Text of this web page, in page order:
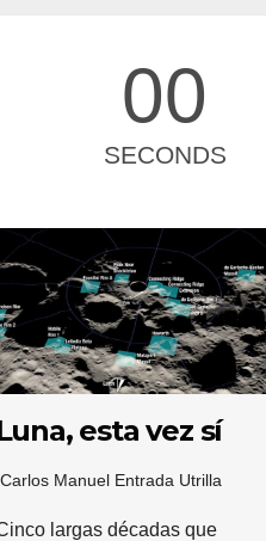
00
SECONDS
esta vez sí
Carlos Manuel Entrada Utrilla
largas décadas que